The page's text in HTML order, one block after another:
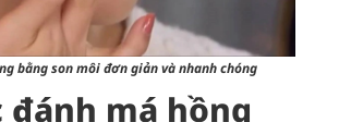
bằng son môi đơn giản và nhanh chóng
đánh má hồng